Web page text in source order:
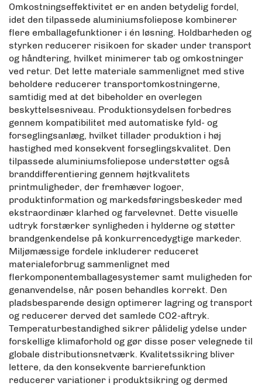
Omkostningseffektivitet er en anden betydelig fordel,
idet den tilpassede aluminiumsfoliepose kombinerer
flere emballagefunktioner i én løsning. Holdbarheden og
styrken reducerer risikoen for skader under transport
og håndtering, hvilket minimerer tab og omkostninger
ved retur. Det lette materiale sammenlignet med stive
beholdere reducerer transportomkostningerne,
samtidig med at det bibeholder en overlegen
beskyttelsesniveau. Produktionsydelsen forbedres
gennem kompatibilitet med automatiske fyld- og
forseglingsanlæg, hvilket tillader produktion i høj
hastighed med konsekvent forseglingskvalitet. Den
tilpassede aluminiumsfoliepose understøtter også
branddifferentiering gennem højtkvalitets
printmuligheder, der fremhæver logoer,
produktinformation og markedsføringsbeskeder med
ekstraordinær klarhed og farvelevnet. Dette visuelle
udtryk forstærker synligheden i hylderne og støtter
brandgenkendelse på konkurrencedygtige markeder.
Miljømæssige fordele inkluderer reduceret
materialeforbrug sammenlignet med
flerkomponentemballagesystemer samt muligheden for
genanvendelse, når posen behandles korrekt. Den
pladsbesparende design optimerer lagring og transport
og reducerer derved det samlede CO2-aftryk.
Temperaturbestandighed sikrer pålidelig ydelse under
forskellige klimaforhold og gør disse poser velegnede til
globale distributionsnetværk. Kvalitetssikring bliver
lettere, da den konsekvente barrierefunktion
reducerer variationer i produktsikring og dermed